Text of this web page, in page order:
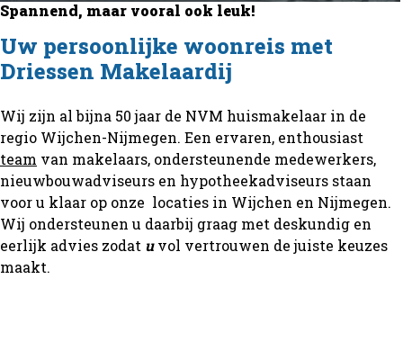
Spannend, maar vooral ook leuk!
Uw persoonlijke woonreis met
Driessen Makelaardij
Wij zijn al bijna 50 jaar de NVM huismakelaar in de
regio Wijchen-Nijmegen. Een ervaren, enthousiast
team van makelaars, ondersteunende medewerkers,
nieuwbouwadviseurs en hypotheekadviseurs staan
voor u klaar op onze locaties in Wijchen en Nijmegen.
Wij ondersteunen u daarbij graag met deskundig en
eerlijk advies zodat uvol vertrouwen de juiste keuzes
maakt.